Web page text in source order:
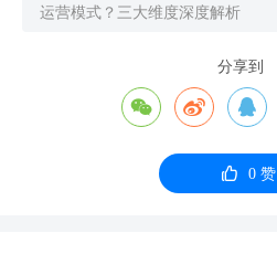
运营模式？三大维度深度解析
分享到
  
 0赞